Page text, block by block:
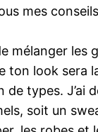
mes
mélanger les
ton look sera
types. J’ai
soit un